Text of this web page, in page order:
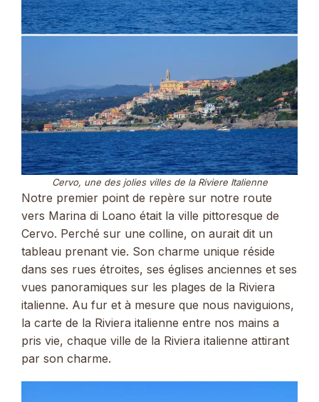
Cervo, une des jolies villes de la Riviere Italienne
Notre premier point de repère sur notre route
vers Marina di Loano était la ville pittoresque de
Cervo. Perché sur une colline, on aurait dit un
tableau prenant vie. Son charme unique réside
dans ses rues étroites, ses églises anciennes et ses
vues panoramiques sur les plages de la Riviera
italienne. Au fur et à mesure que nous naviguions,
la carte de la Riviera italienne entre nos mains a
pris vie, chaque ville de la Riviera italienne attirant
par son charme.